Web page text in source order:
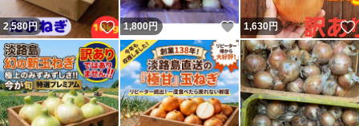
2,580円 いいね！
1,800円 いいね！
1,630円